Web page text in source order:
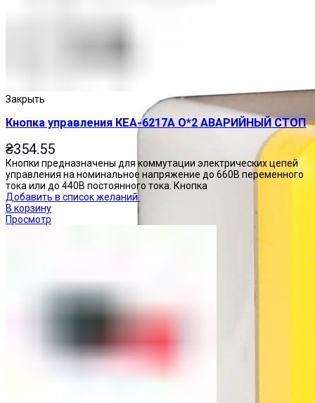
Закрыть
Кнопка управления КЕА-6217А О*2 АВАРИЙНЫЙ СТОП
₴354.55
Кнопки предназначены для коммутации электрических цепей
управления на номинальное напряжение до 660В переменного
тока или до 440В постоянного тока. Кнопка
Добавить в список желаний
В корзину
Просмотр